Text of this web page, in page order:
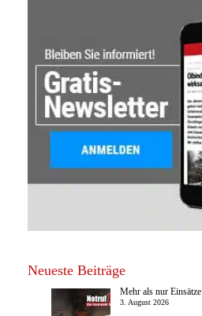
Neueste Beiträge
Mehr als nur Einsätze
3. August 2026